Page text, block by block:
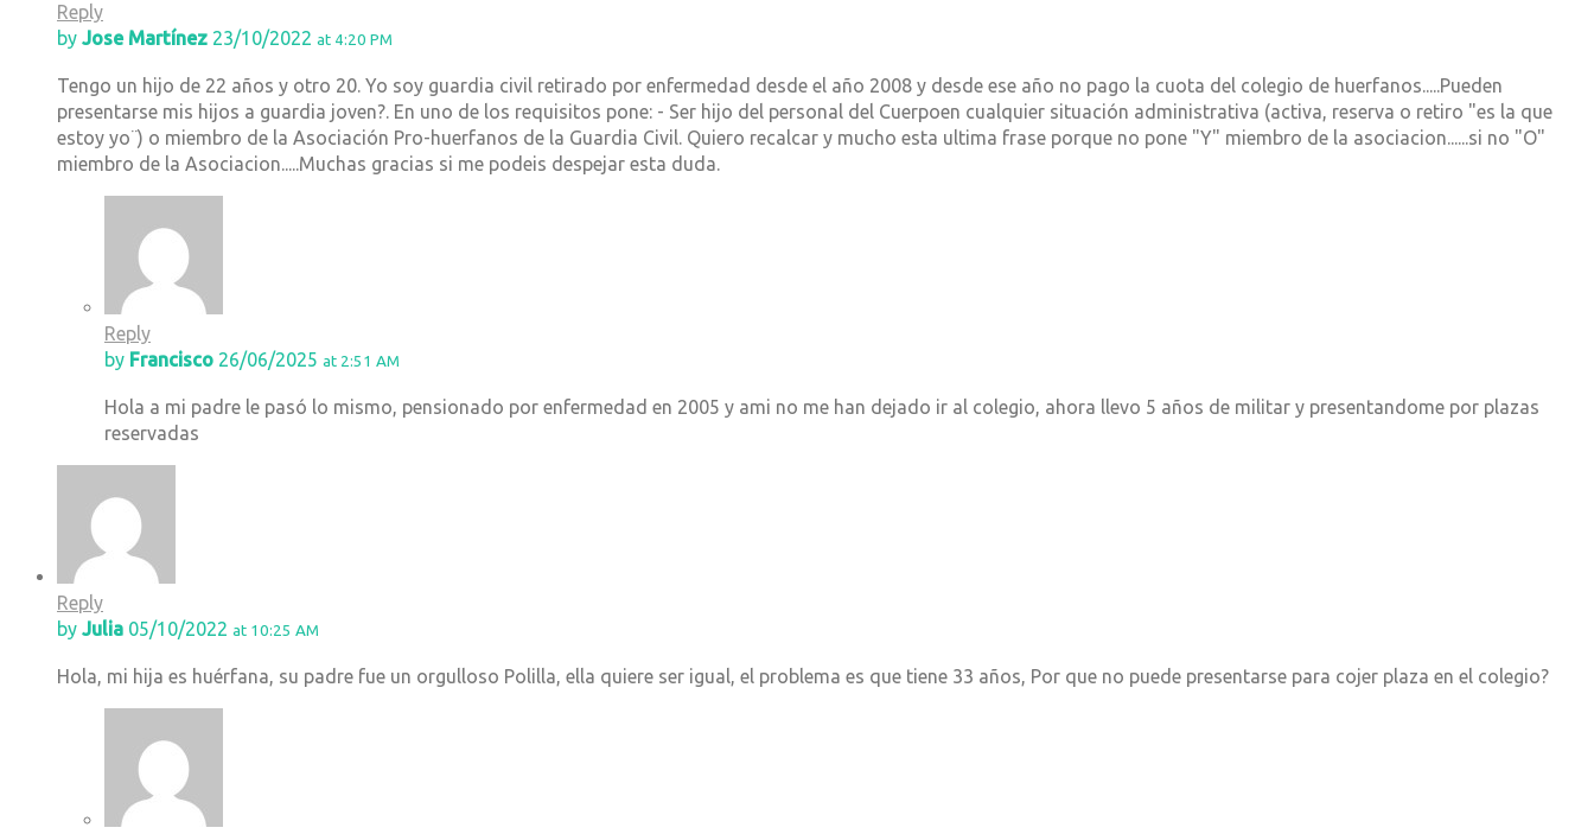
Reply
by Jose Martínez 23/10/2022 at 4:20 PM
Tengo un hijo de 22 años y otro 20. Yo soy guardia civil retirado por enfermedad desde el año 2008 y desde ese año no pago la cuota del colegio de huerfanos.....Pueden
presentarse mis hijos a guardia joven?. En uno de los requisitos pone: - Ser hijo del personal del Cuerpoen cualquier situación administrativa (activa, reserva o retiro "es la que
estoy yo¨) o miembro de la Asociación Pro-huerfanos de la Guardia Civil. Quiero recalcar y mucho esta ultima frase porque no pone "Y" miembro de la asociacion......si no "O"
miembro de la Asociacion.....Muchas gracias si me podeis despejar esta duda.
Reply
by Francisco 26/06/2025 at 2:51 AM
Hola a mi padre le pasó lo mismo, pensionado por enfermedad en 2005 y ami no me han dejado ir al colegio, ahora llevo 5 años de militar y presentandome por plazas
reservadas
Reply
by Julia 05/10/2022 at 10:25 AM
Hola, mi hija es huérfana, su padre fue un orgulloso Polilla, ella quiere ser igual, el problema es que tiene 33 años, Por que no puede presentarse para cojer plaza en el colegio?